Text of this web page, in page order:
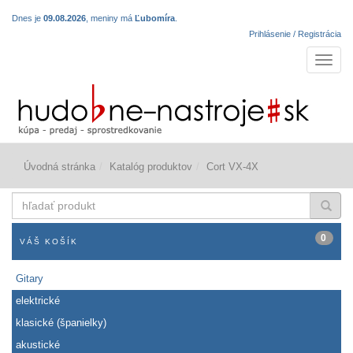
Dnes je 09.08.2026 , meniny má Ľubomíra
Prihlásenie / Registrácia
Úvodná stránka Katalóg produktov Cort VX-4X
produkt
VÁŠ KOŠÍK 0
Gitary
elektrické
klasické (španielky)
akustické